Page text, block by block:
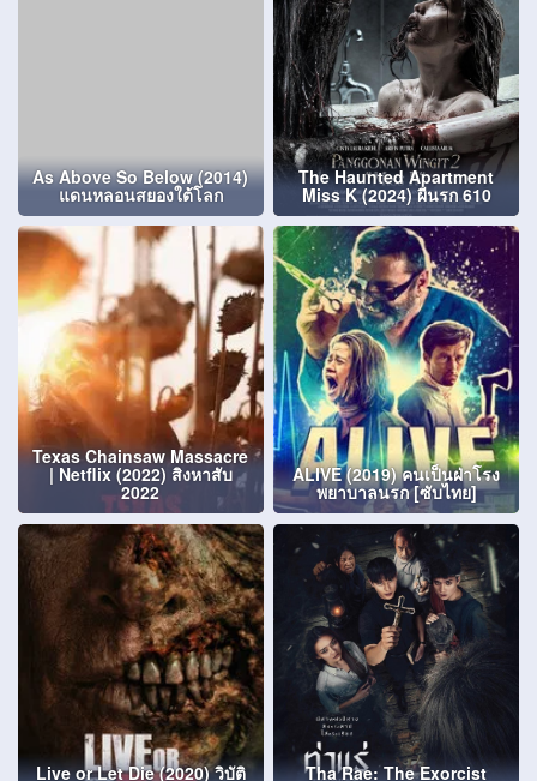
As Above So Below (2014)
แดนหลอนสยองใต้โลก
The Haunted Apartment
Miss K (2024) ผีนรก 610
Texas Chainsaw Massacre
| Netflix (2022) สิงหาสับ
2022
ALIVE (2019) คนเป็นฝ่าโรง
พยาบาลนรก [ซับไทย]
Live or Let Die (2020) วิบัติ Tha Rae: The Exorcist